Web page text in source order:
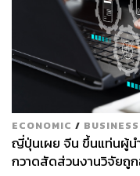
ECONOMIC / BUSINESS
ญี่ปุ่นเผย จีน ขึ้นแท่นผู้น
กวาดสัดส่วนงานวิจัยถู